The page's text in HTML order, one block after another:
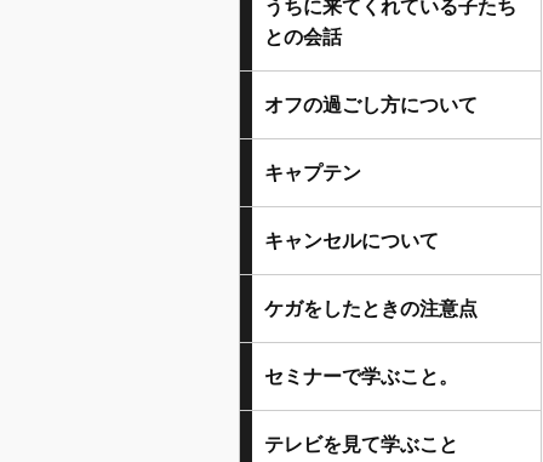
うちに来てくれている子たち
との会話
オフの過ごし方について
キャプテン
キャンセルについて
ケガをしたときの注意点
セミナーで学ぶこと。
テレビを見て学ぶこと